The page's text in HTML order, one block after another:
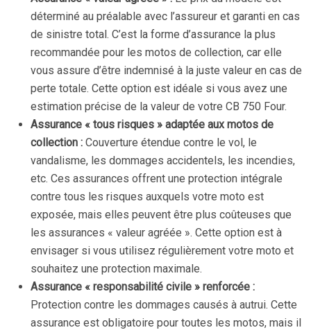
déterminé au préalable avec l’assureur et garanti en cas
de sinistre total. C’est la forme d’assurance la plus
recommandée pour les motos de collection, car elle
vous assure d’être indemnisé à la juste valeur en cas de
perte totale. Cette option est idéale si vous avez une
estimation précise de la valeur de votre CB 750 Four.
Assurance « tous risques » adaptée aux motos de
collection : Couverture étendue contre le vol, le
vandalisme, les dommages accidentels, les incendies,
etc. Ces assurances offrent une protection intégrale
contre tous les risques auxquels votre moto est
exposée, mais elles peuvent être plus coûteuses que
les assurances « valeur agréée ». Cette option est à
envisager si vous utilisez régulièrement votre moto et
souhaitez une protection maximale.
Assurance « responsabilité civile » renforcée :
Protection contre les dommages causés à autrui. Cette
assurance est obligatoire pour toutes les motos, mais il